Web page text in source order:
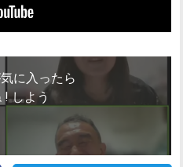
に入ったら
! しよう